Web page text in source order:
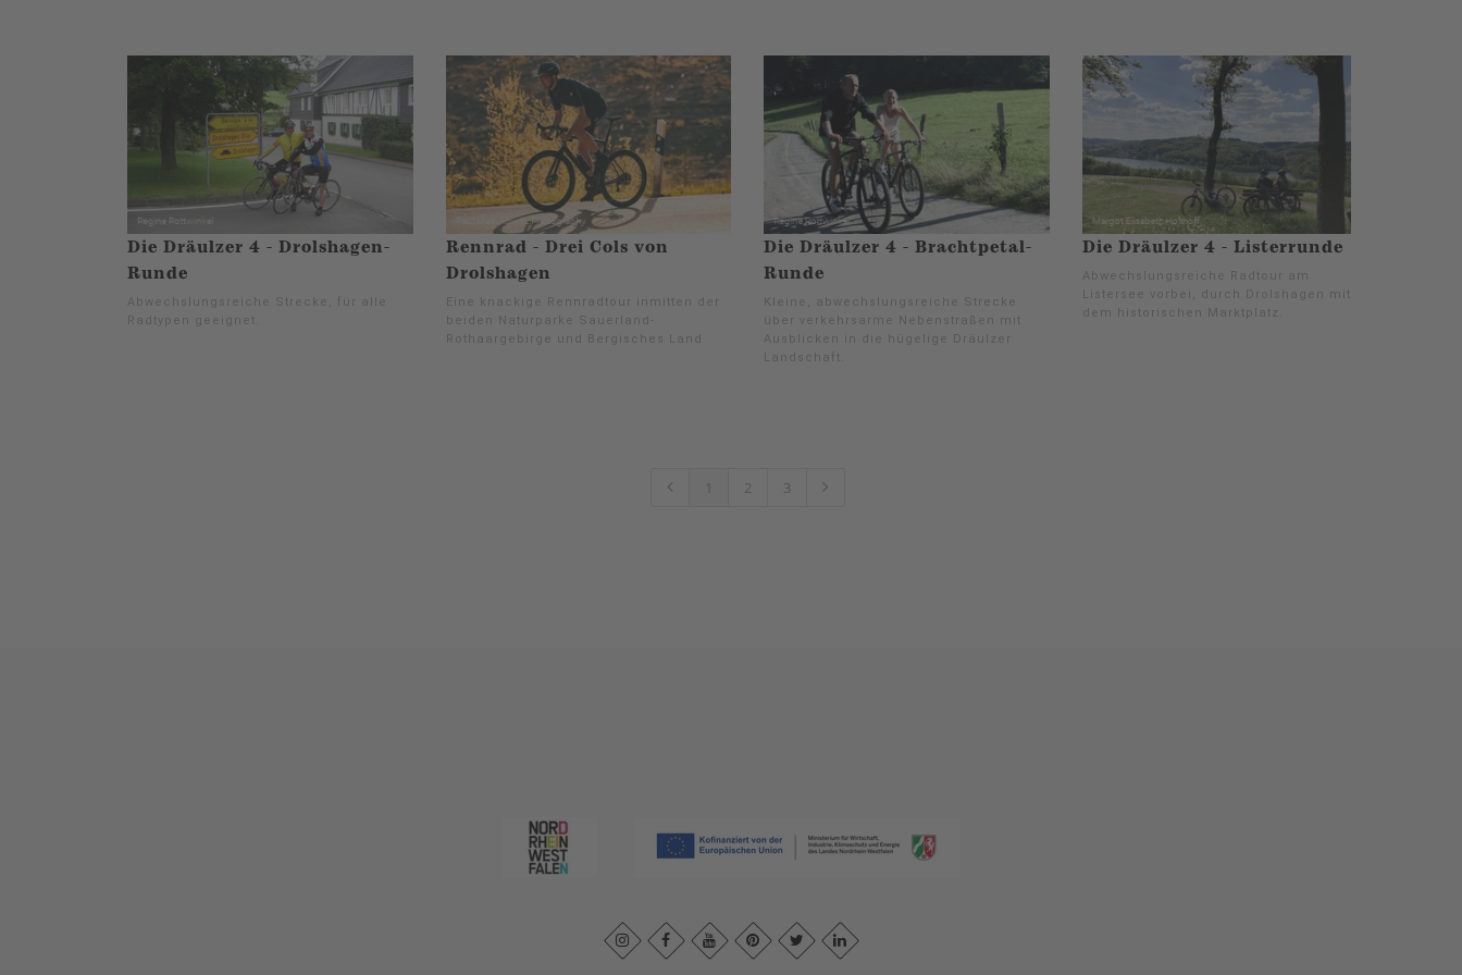
Die Dräulzer 4 - Drolshagen-
Runde
Abwechslungsreiche Strecke, für alle
Radtypen geeignet.
Rennrad - Drei Cols von
Drolshagen
Eine knackige Rennradtour inmitten der
beiden Naturparke Sauerland-
Rothaargebirge und Bergisches Land
Die Dräulzer 4 - Brachtpetal-
Runde
Kleine, abwechslungsreiche Strecke
über verkehrsarme Nebenstraßen mit
Ausblicken in die hügelige Dräulzer
Landschaft.
Die Dräulzer 4 - Listerrunde
Abwechslungsreiche Radtour am
Listersee vorbei, durch Drolshagen mit
dem historischen Marktplatz.
1 2 3